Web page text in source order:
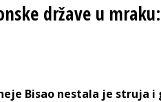
države u
Bisao nestala je struja